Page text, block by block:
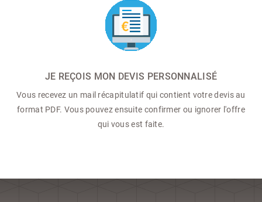
JE REÇOIS MON DEVIS PERSONNALISÉ
Vous recevez un mail récapitulatif qui contient votre devis au
format PDF. Vous pouvez ensuite confirmer ou ignorer l'offre
qui vous est faite.